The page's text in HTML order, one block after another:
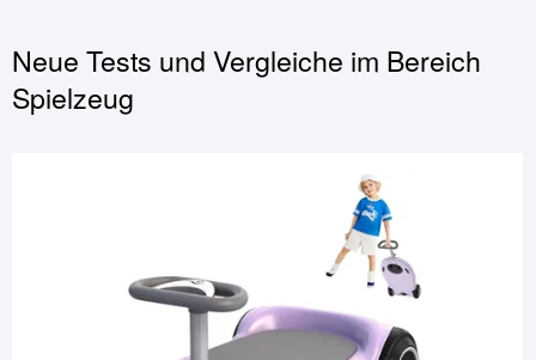
Neue Tests und Vergleiche im Bereich
Spielzeug